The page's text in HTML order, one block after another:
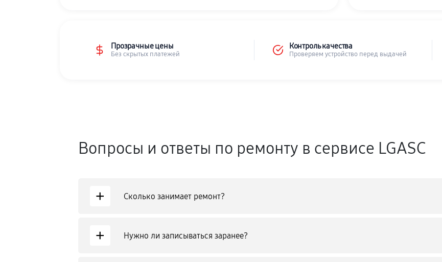
Прозрачные цены
Без скрытых платежей
Контроль качества
Проверяем устройство перед выдачей
Вопросы и ответы по ремонту в сервисе LGASC
+ Сколько занимает ремонт?
+ Нужно ли записываться заранее?